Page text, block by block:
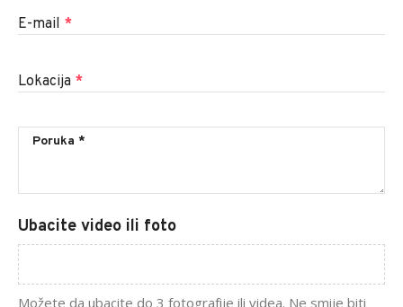
E-mail *
Lokacija *
Ubacite video ili foto
Možete da ubacite do 3 fotografije ili videa. Ne smije biti